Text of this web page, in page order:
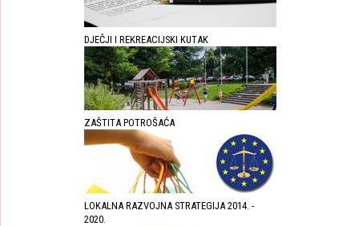
DJEČJI I REKREACIJSKI KUTAK
ZAŠTITA POTROŠAĆA
LOKALNA RAZVOJNA STRATEGIJA 2014. -
2020.